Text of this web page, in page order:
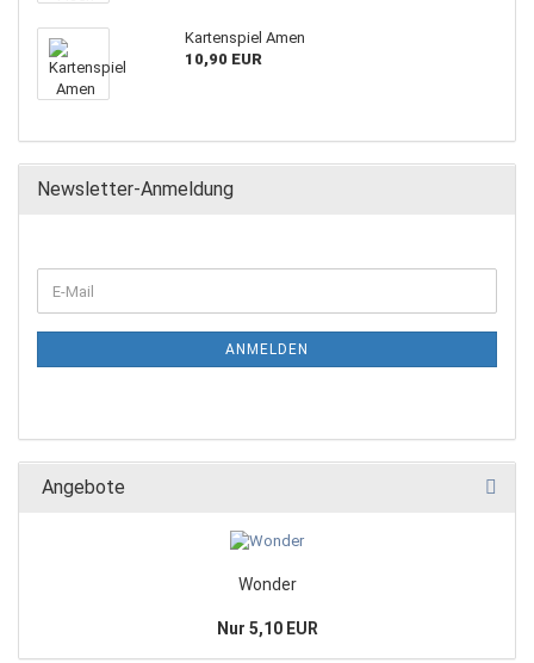
Kartenspiel Amen
10,90 EUR
Newsletter-Anmeldung
ANMELDEN
Angebote
Wonder
Nur 5,10 EUR